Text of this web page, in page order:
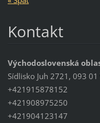
Kontakt
Východoslovenská
Sídlisko Juh 2721, 093
+421915878152
+421908975250
+421904123147